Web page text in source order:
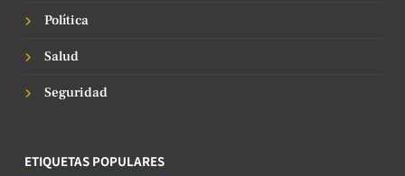
Política
Salud
Seguridad
ETIQUETAS POPULARES